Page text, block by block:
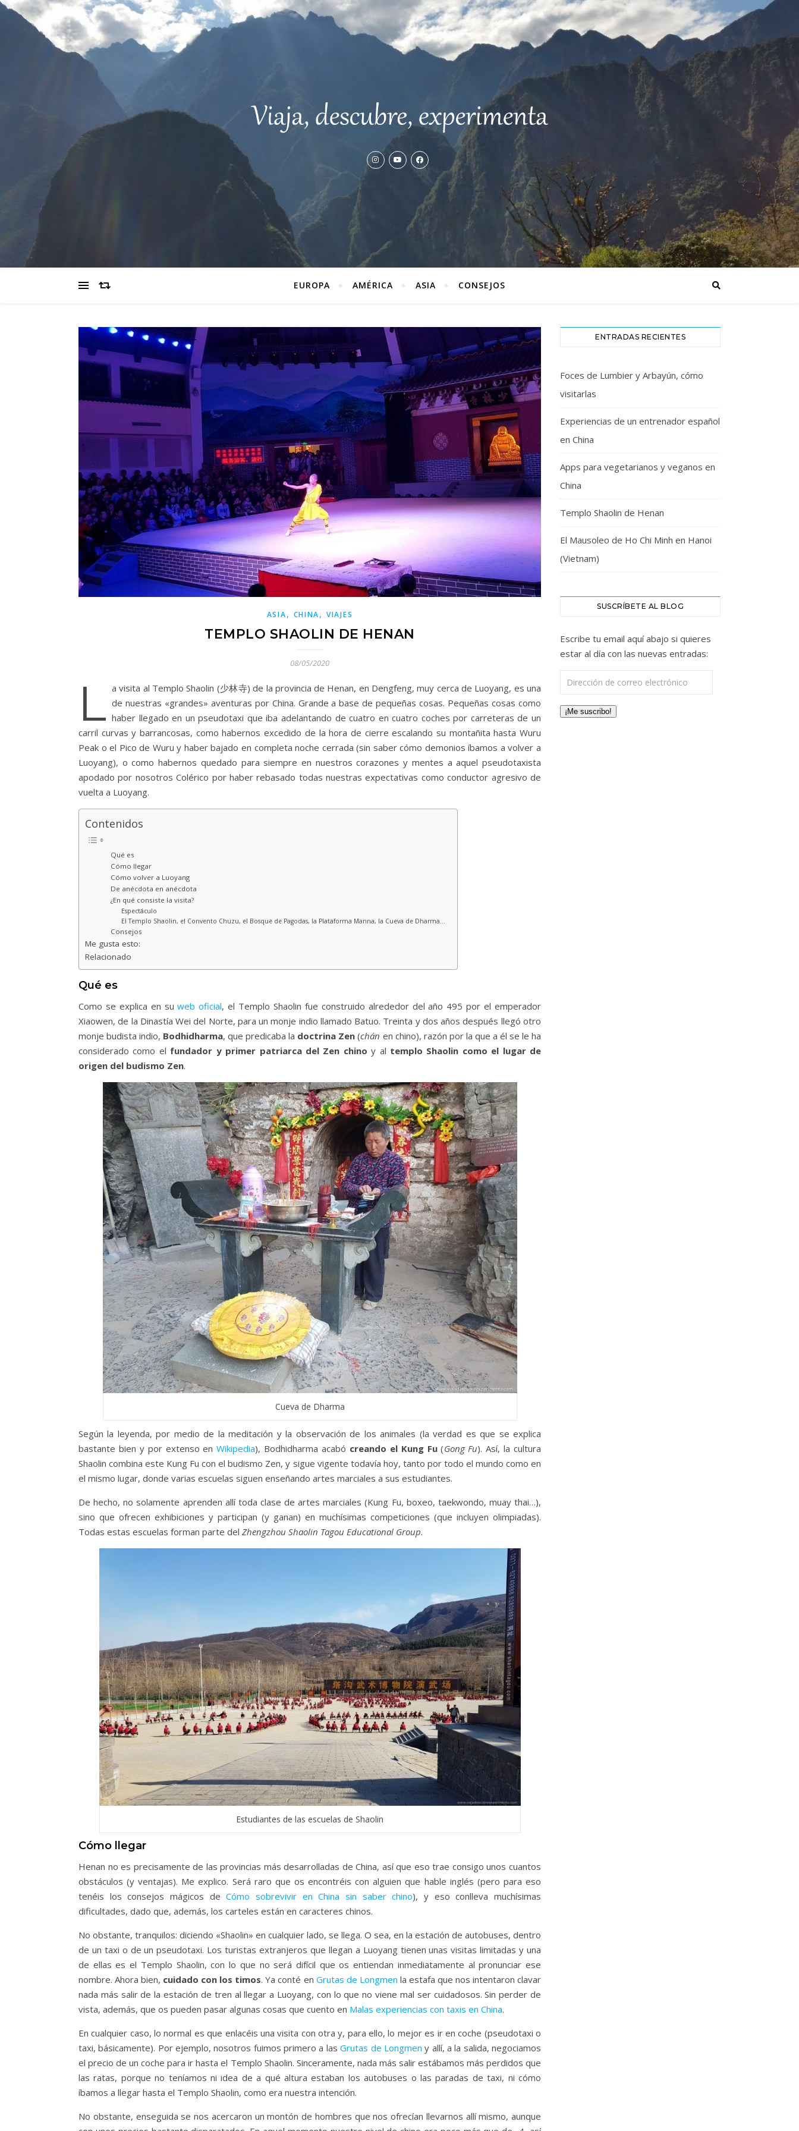
EUROPA AMÉRICA ASIA CONSEJOS
ASIA, CHINA,VIAJES
TEMPLO SHAOLIN DE HENAN
08/05/2020
L a visita al Templo Shaolin (少林寺) de la provincia de Henan, en Dengfeng, muy cerca de Luoyang, es una
de nuestras «grandes» aventuras por China. Grande a base de pequeñas cosas. Pequeñas cosas como
haber llegado en un pseudotaxi que iba adelantando de cuatro en cuatro coches por carreteras de un
carril curvas y barrancosas, como habernos excedido de la hora de cierre escalando su montañita hasta Wuru
Peak o el Pico de Wuru y haber bajado en completa noche cerrada (sin saber cómo demonios íbamos a volver a
Luoyang), o como habernos quedado para siempre en nuestros corazones y mentes a aquel pseudotaxista
apodado por nosotros Colérico por haber rebasado todas nuestras expectativas como conductor agresivo de
vuelta a Luoyang.
Contenidos
Qué es
Cómo llegar
Cómo volver a Luoyang
De anécdota en anécdota
¿En qué consiste la visita?
Espectáculo
El Templo Shaolin, el Convento Chuzu, el Bosque de Pagodas, la Plataforma Manna, la Cueva de Dharma…
Consejos
Me gusta esto:
Relacionado
Qué es
Como se explica en suweb oficial, el Templo Shaolin fue construido alrededor del año 495 por el emperador
Xiaowen, de la Dinastía Wei del Norte, para un monje indio llamado Batuo. Treinta y dos años después llegó otro
monje budista indio, Bodhidharma, que predicaba la doctrina Zen (chán en chino), razón por la que a él se le ha
considerado como el fundador y primer patriarca del Zen chino y al templo Shaolin como el lugar de
origen del budismo Zen.
Cueva de Dharma
Según la leyenda, por medio de la meditación y la observación de los animales (la verdad es que se explica
bastante bien y por extenso enWikipedia), Bodhidharma acabó creando el Kung Fu(Gong Fu). Así, la cultura
Shaolin combina este Kung Fu con el budismo Zen, y sigue vigente todavía hoy, tanto por todo el mundo como en
el mismo lugar, donde varias escuelas siguen enseñando artes marciales a sus estudiantes.
De hecho, no solamente aprenden allí toda clase de artes marciales (Kung Fu, boxeo, taekwondo, muay thai…),
sino que ofrecen exhibiciones y participan (y ganan) en muchísimas competiciones (que incluyen olimpiadas).
Todas estas escuelas forman parte del Zhengzhou Shaolin Tagou Educational Group.
Estudiantes de las escuelas de Shaolin
Cómo llegar
Henan no es precisamente de las provincias más desarrolladas de China, así que eso trae consigo unos cuantos
obstáculos (y ventajas). Me explico. Será raro que os encontréis con alguien que hable inglés (pero para eso
tenéis los consejos mágicos deCómo sobrevivir en China sin saber chino), y eso conlleva muchísimas
dificultades, dado que, además, los carteles están en caracteres chinos.
No obstante, tranquilos: diciendo «Shaolin» en cualquier lado, se llega. O sea, en la estación de autobuses, dentro
de un taxi o de un pseudotaxi. Los turistas extranjeros que llegan a Luoyang tienen unas visitas limitadas y una
de ellas es el Templo Shaolin, con lo que no será difícil que os entiendan inmediatamente al pronunciar ese
nombre. Ahora bien, cuidado con los timos. Ya conté en Grutas de Longmen la estafa que nos intentaron clavar
nada más salir de la estación de tren al llegar a Luoyang, con lo que no viene mal ser cuidadosos. Sin perder de
vista, además, que os pueden pasar algunas cosas que cuento en Malas experiencias con taxis en China.
En cualquier caso, lo normal es que enlacéis una visita con otra y, para ello, lo mejor es ir en coche (pseudotaxi o
taxi, básicamente). Por ejemplo, nosotros fuimos primero a lasGrutas de Longmen y allí, a la salida, negociamos
el precio de un coche para ir hasta el Templo Shaolin. Sinceramente, nada más salir estábamos más perdidos que
las ratas, porque no teníamos ni idea de a qué altura estaban los autobuses o las paradas de taxi, ni cómo
íbamos a llegar hasta el Templo Shaolin, como era nuestra intención.
No obstante, enseguida se nos acercaron un montón de hombres que nos ofrecían llevarnos allí mismo, aunque
ENTRADAS RECIENTES
Foces de Lumbier y Arbayún, cómo
visitarlas
Experiencias de un entrenador español
en China
Apps para vegetarianos y veganos en
China
Templo Shaolin de Henan
El Mausoleo de Ho Chi Minh en Hanoi
(Vietnam)
SUSCRÍBETE AL BLOG
Escribe tu email aquí abajo si quieres
estar al día con las nuevas entradas:
Dirección de correo electrónico
¡Me suscribo!